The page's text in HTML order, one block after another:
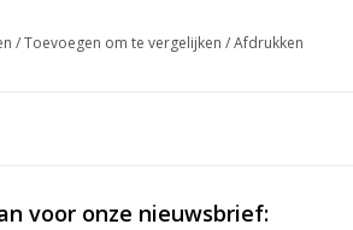
/Toevoegen om te vergelijken /Afdrukken
voor onze nieuwsbrief: